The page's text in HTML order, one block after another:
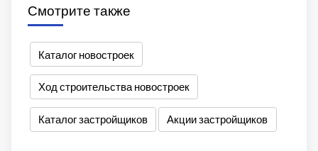
Смотрите также
Каталог новостроек
Ход строительства новостроек
Каталог застройщиков Акции застройщиков